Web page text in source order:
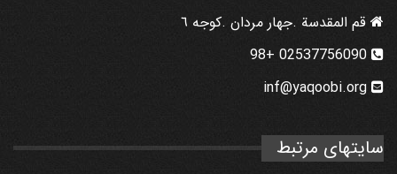
قم المقدسة .جهار مردان .كوجه ٦
inf@yaqoobi.org
سایتهای مرتبط